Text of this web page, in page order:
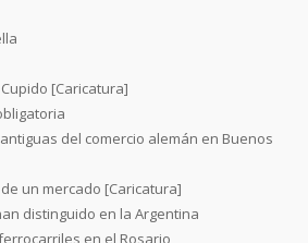
[Caricatura]
del comercio alemán en Buenos
un mercado [Caricatura]
distinguido en la Argentina
en el Rosario